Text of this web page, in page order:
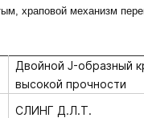
храповой механизм
Двойной J-образный
высокой прочности
СЛИНГ Д.Л.Т.